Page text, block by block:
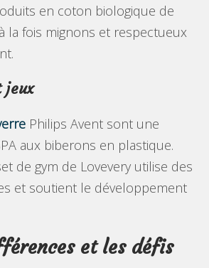
en coton biologique de
la fois mignons et respectueux
jeux
Philips Avent sont une
aux biberons en plastique.
de gym de Lovevery utilise des
et soutient le développement
et les défis